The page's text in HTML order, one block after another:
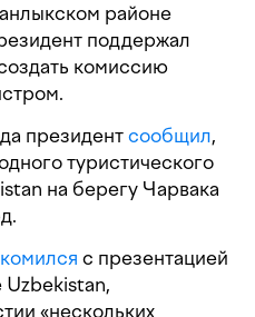
районе
поддержал
комиссию
президентсообщил,
туристического
на берегу Чарвака
с презентацией
Uzbekistan,
«нескольких